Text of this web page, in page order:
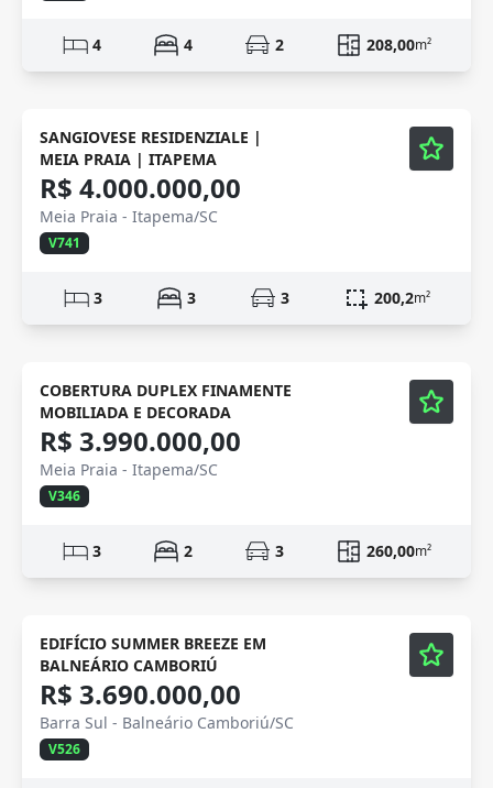
4 4 2 208,00m²
Vídeo Mobiliado
SANGIOVESE RESIDENZIALE |
MEIA PRAIA | ITAPEMA
R$ 4.000.000,00
Meia Praia - Itapema/SC
V741
3 3 3 200,2m²
Vídeo Mobiliado
COBERTURA DUPLEX FINAMENTE
MOBILIADA E DECORADA
R$ 3.990.000,00
Meia Praia - Itapema/SC
V346
3 2 3 260,00m²
Vídeo Mobiliado
EDIFÍCIO SUMMER BREEZE EM
BALNEÁRIO CAMBORIÚ
R$ 3.690.000,00
Barra Sul - Balneário Camboriú/SC
V526